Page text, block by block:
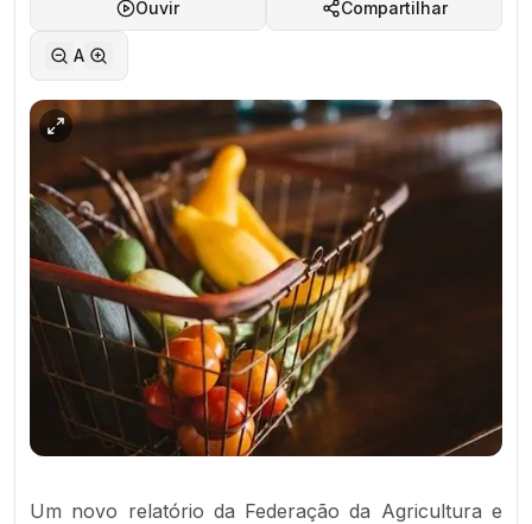
Ouvir Compartilhar
A
Um novo relatório da Federação da Agricultura e